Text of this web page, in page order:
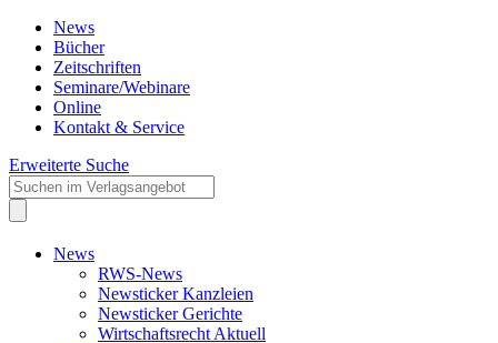
News
Bücher
Zeitschriften
Seminare/Webinare
Online
Kontakt & Service
Erweiterte Suche
News
RWS-News
Newsticker Kanzleien
Newsticker Gerichte
Wirtschaftsrecht Aktuell